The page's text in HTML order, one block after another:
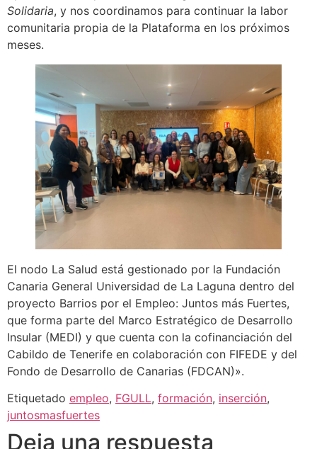
Solidaria, y nos coordinamos para continuar la labor
comunitaria propia de la Plataforma en los próximos
meses.
El nodo La Salud está gestionado por la Fundación
Canaria General Universidad de La Laguna dentro del
proyecto Barrios por el Empleo: Juntos más Fuertes,
que forma parte del Marco Estratégico de Desarrollo
Insular (MEDI) y que cuenta con la cofinanciación del
Cabildo de Tenerife en colaboración con FIFEDE y del
Fondo de Desarrollo de Canarias (FDCAN)».
Etiquetado empleo, FGULL, formación, inserción,
juntosmasfuertes
Deja una respuesta